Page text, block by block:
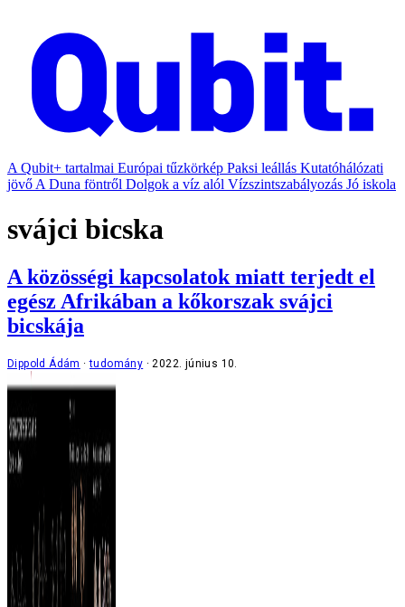
A Qubit+ tartalmai Európai tűzkörkép Paksi leállás Kutatóhálózati
jövő A Duna föntről Dolgok a víz alól Vízszintszabályozás Jó iskola
svájci bicska
A közösségi kapcsolatok miatt terjedt el
egész Afrikában a kőkorszak svájci
bicskája
Dippold Ádám tudomány 2022. június 10.